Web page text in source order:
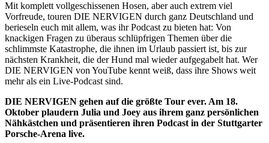
Mit komplett vollgeschissenen Hosen, aber auch extrem viel
Vorfreude, touren DIE NERVIGEN durch ganz Deutschland und
berieseln euch mit allem, was ihr Podcast zu bieten hat: Von
knackigen Fragen zu überaus schlüpfrigen Themen über die
schlimmste Katastrophe, die ihnen im Urlaub passiert ist, bis zur
nächsten Krankheit, die der Hund mal wieder aufgegabelt hat. Wer
DIE NERVIGEN von YouTube kennt weiß, dass ihre Shows weit
mehr als ein Live-Podcast sind.
DIE NERVIGEN gehen auf die größte Tour ever. Am 18.
Oktober plaudern Julia und Joey aus ihrem ganz persönlichen
Nähkästchen und präsentieren ihren Podcast in der Stuttgarter
Porsche-Arena live.